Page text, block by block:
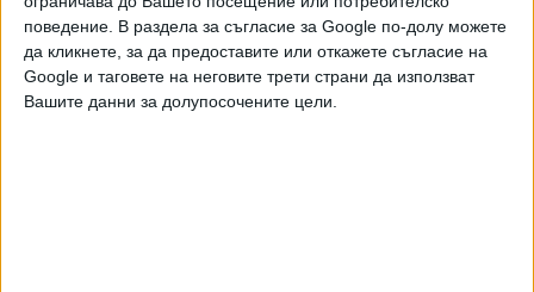
поведение. В раздела за съгласие за Google по-долу можете
да кликнете, за да предоставите или откажете съгласие на
Google и таговете на неговите трети страни да използват
Вашите данни за долупосочените цели.
разходите, няма план за овладяване на дефицита,
вместо реформи управляващото мнозинство избира най-
лесния вариант - финансиране чрез нови заеми.
Сега вземат 3,8 млрд. евро, утре ще вземат още, това е